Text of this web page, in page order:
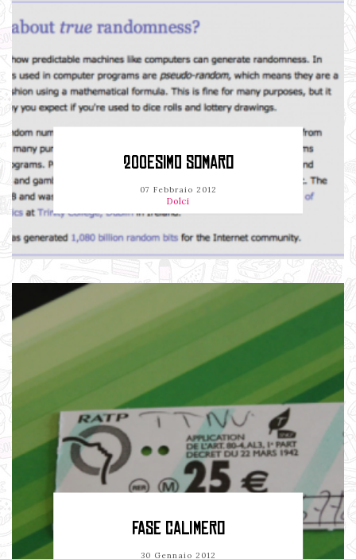
200ESIMO SOMARO
07 Febbraio 2012
Dolci
FASE CALIMERO
30 Gennaio 2012